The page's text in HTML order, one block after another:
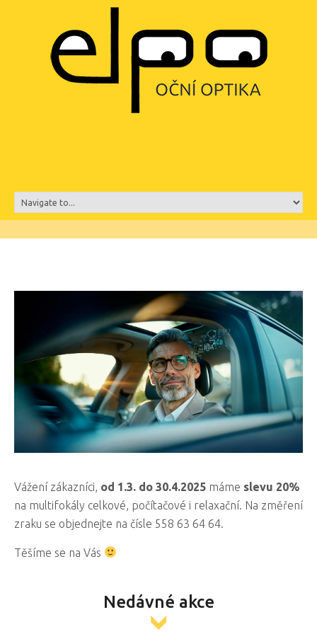
Vážení zákazníci, od 1.3. do 30.4.2025 máme slevu 20%
na multifokály celkové, počítačové i relaxační. Na změření
zraku se objednejte na čísle 558 63 64 64.
Těšíme se na Vás
Nedávné akce